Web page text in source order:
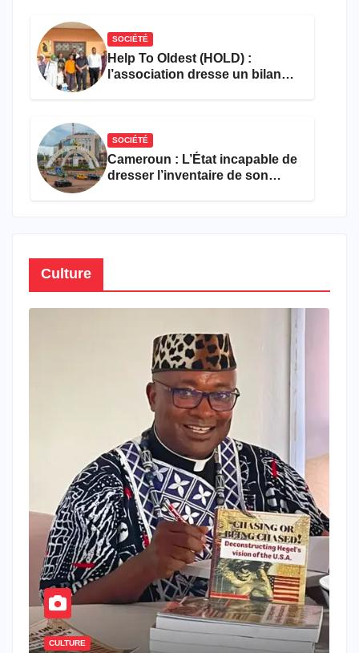
SOCIÉTÉ
Help To Oldest (HOLD) :
l’association dresse un bilan
SOCIÉTÉ
Cameroun : L’État incapable de
dresser l’inventaire de son
Culture
CULTURE